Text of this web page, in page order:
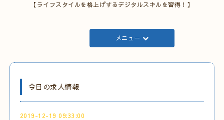
【ライフスタイルを格上げするデジタルスキルを習得！】
メニュー
今日の求人情報
2019-12-19 09:33:00